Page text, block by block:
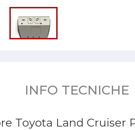
INFO TECNICHE
Toyota Land Cruiser